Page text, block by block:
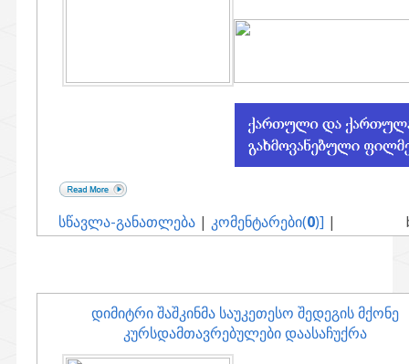
სწავლა-განათლება | კომენტარები(0)] |
დიმიტრი შაშკინმა საუკეთესო შედეგის მქონე
კურსდამთავრებულები დაასაჩუქრა